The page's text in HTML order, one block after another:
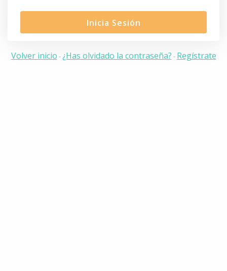
Inicia Sesión
Volver inicio -¿Has olvidado la contraseña? - Regístrate